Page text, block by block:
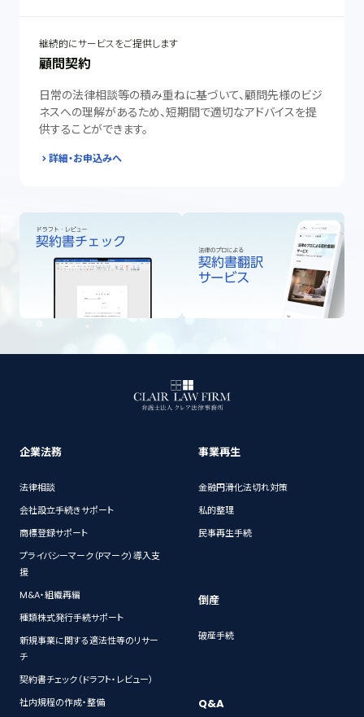
継続的にサービスをご提供します
顧問契約
日常の法律相談等の積み重ねに基づいて、顧問先様のビジ
ネスへの理解があるため、短期間で適切なアドバイスを提
供することができます。
詳細・お申込みへ
企業法務
法律相談
会社設立手続きサポート
商標登録サポート
プライバシーマーク（Pマーク）導入支
援
M&A・組織再編
種類株式発行手続サポート
新規事業に関する適法性等のリサー
チ
契約書チェック（ドラフト・レビュー）
社内規程の作成・整備
事業再生
金融円滑化法切れ対策
私的整理
民事再生手続
倒産
破産手続
Q&A